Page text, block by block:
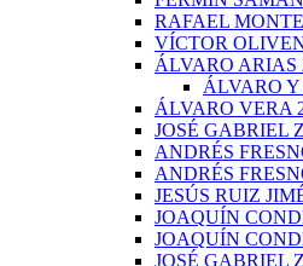
RAFAEL
VÍCTOR
ÁLVARO ARIAS
ÁLVARO
ÁLVARO VERA
JOSÉ GABRIEL
ANDRÉS
ANDRÉS
JESÚS RUIZ
JOAQUÍN
JOAQUÍN
JOSÉ GABRIEL